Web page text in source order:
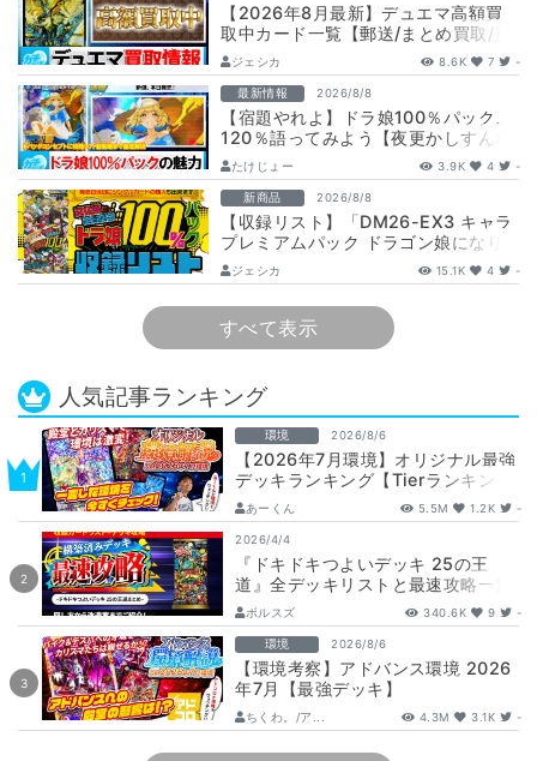
【2026年8月最新】デュエマ高額買
取中カード一覧【郵送/まとめ買取/買
取表/相場/金トレジャー】
ジェシカ 8.6K 7 -
最新情報 2026/8/8
【宿題やれよ】ドラ娘100％パック、
120％語ってみよう【夜更かしすんな
よ】
たけじょー 3.9K 4 -
新商品 2026/8/8
【収録リスト】「DM26-EX3 キャラ
プレミアムパック ドラゴン娘になり
たくないっ！ 文化祭だョ！全員集
合!…
ジェシカ 15.1K 4 -
すべて表示
人気記事ランキング
環境 2026/8/6
【2026年7月環境】オリジナル最強
デッキランキング【Tierランキン
グ】
あーくん 5.5M 1.2K -
2026/4/4
『ドキドキつよいデッキ 25の王
道』全デッキリストと最速攻略一覧
【DM26-SD1】
ボルスズ 340.6K 9 -
環境 2026/8/6
【環境考察】アドバンス環境 2026
年7月【最強デッキ】
ちくわ。/ア... 4.3M 3.1K -